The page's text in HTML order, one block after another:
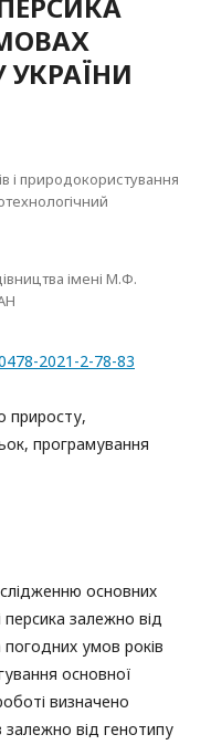
УКРАЇНИ
і природокористування
імені М.Ф.
2021-2-78-83
приросту,
програмування
основних
залежно від
умов років
основної
визначено
залежно від генотипу